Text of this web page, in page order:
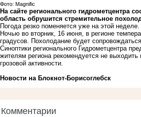
Фото: Маgnific
На сайте регионального гидрометцентра
область обрушится стремительное
Погода резко поменяется уже на этой неделе.
Ночью во вторник, 16 июня, в регионе
градусов. Похолодание будет
Синоптики регионального Гидрометцентра
жителям региона рекомендуется не
грозовой активности.
Новости на Блoкнoт-Борисоглебск
Комментарии